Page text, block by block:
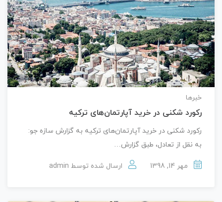
خبرها
رکورد شکنی در خرید آپارتمان‌های ترکیه
رکورد شکنی در خرید آپارتمان‌های ترکیه به گزارش سازه جو:
به نقل از تعادل، طبق گزارش…
مهر 14, 1398 ارسال شده توسط admin